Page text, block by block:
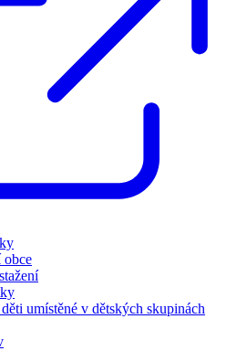
umístěné v dětských skupinách